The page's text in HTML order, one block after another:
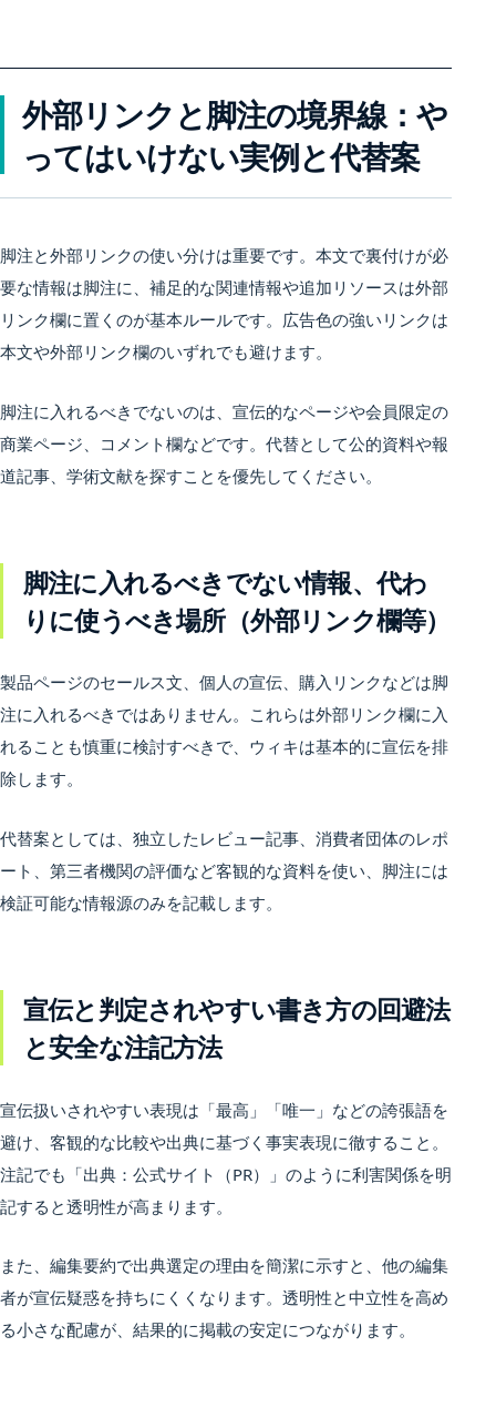
外部リンクと脚注の境界線：や
ってはいけない実例と代替案
脚注と外部リンクの使い分けは重要です。本文で裏付けが必
要な情報は脚注に、補足的な関連情報や追加リソースは外部
リンク欄に置くのが基本ルールです。広告色の強いリンクは
本文や外部リンク欄のいずれでも避けます。
脚注に入れるべきでないのは、宣伝的なページや会員限定の
商業ページ、コメント欄などです。代替として公的資料や報
道記事、学術文献を探すことを優先してください。
脚注に入れるべきでない情報、代わ
りに使うべき場所（外部リンク欄等）
製品ページのセールス文、個人の宣伝、購入リンクなどは脚
注に入れるべきではありません。これらは外部リンク欄に入
れることも慎重に検討すべきで、ウィキは基本的に宣伝を排
除します。
代替案としては、独立したレビュー記事、消費者団体のレポ
ート、第三者機関の評価など客観的な資料を使い、脚注には
検証可能な情報源のみを記載します。
宣伝と判定されやすい書き方の回避法
と安全な注記方法
宣伝扱いされやすい表現は「最高」「唯一」などの誇張語を
避け、客観的な比較や出典に基づく事実表現に徹すること。
注記でも「出典：公式サイト（PR）」のように利害関係を明
記すると透明性が高まります。
また、編集要約で出典選定の理由を簡潔に示すと、他の編集
者が宣伝疑惑を持ちにくくなります。透明性と中立性を高め
る小さな配慮が、結果的に掲載の安定につながります。